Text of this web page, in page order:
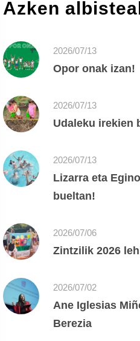
Azken
2026/07/13
Opor onak izan!
2026/07/13
Udaleku irekien
2026/07/13
Lizarra eta
bueltan!
2026/07/06
Zintzilik 2026
2026/07/02
Ane Iglesias
Berezia